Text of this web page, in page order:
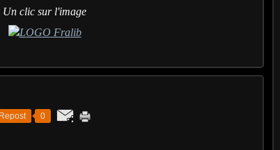
Un clic sur l'image
Repost 0